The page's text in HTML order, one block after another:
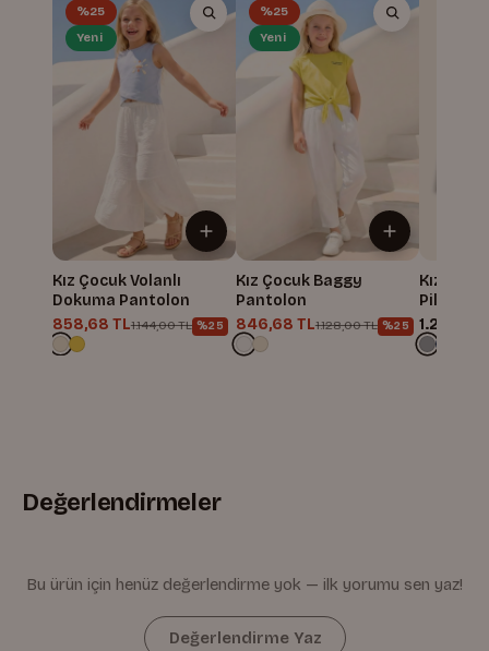
%25
Yeni
Kız Çocuk Volanlı
Dokuma Pantolon
858,68 TL1.144,00 TL %25
%25
Yeni
Kız Çocuk Baggy
Pantolon
846,68 TL1.128,00 TL %25
Kız
Pileli
1.216,00
Değerlendirmeler
Bu ürün için henüz değerlendirme yok — ilk yorumu sen yaz!
Değerlendirme Yaz